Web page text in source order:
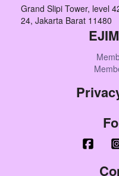
Grand Slipi Tower, level
24, Jakarta Barat 11480